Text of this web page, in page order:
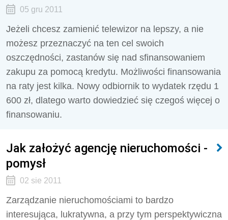
05 gru 2011
Jeżeli chcesz zamienić telewizor na lepszy, a nie
możesz przeznaczyć na ten cel swoich
oszczędności, zastanów się nad sfinansowaniem
zakupu za pomocą kredytu. Możliwości finansowania
na raty jest kilka. Nowy odbiornik to wydatek rzędu 1
600 zł, dlatego warto dowiedzieć się czegoś więcej o
finansowaniu.
Jak założyć agencję nieruchomości -
pomysł
02 sie 2011
Zarządzanie nieruchomościami to bardzo
interesująca, lukratywna, a przy tym perspektywiczna